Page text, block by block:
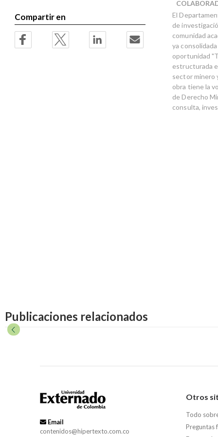
the
images
gallery
the
images
gallery
El
de
comunidad
ya
oportunidad
estructurada
sector minero
obra tiene la
de Derecho
consulta,
Compartir en
Publicaciones relacionados
Email
contenidos@hipertexto.com.co
Otros
Todo
Preguntas